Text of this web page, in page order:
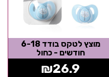
מוצץ לטקס בודד 6-18
חודשים - כחול
₪26.9